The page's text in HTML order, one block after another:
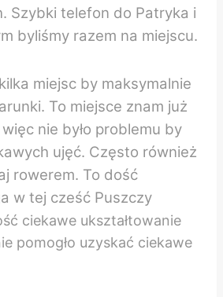
Szybki telefon do Patryka i
byliśmy razem na miejscu.
miejsc by maksymalnie
To miejsce znam już
nie było problemu by
ujęć. Często również
rowerem. To dość
w tej cześć Puszczy
ciekawe ukształtowanie
pomogło uzyskać ciekawe